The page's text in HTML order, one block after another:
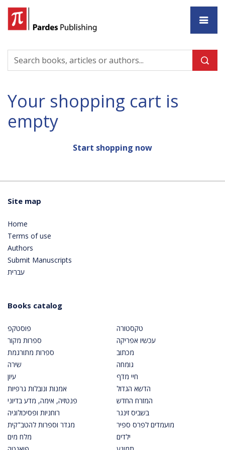
Your shopping cart is
empty
Start shopping now
Site map
Home
Terms of use
Authors
Submit Manuscripts
עברית
Books catalog
פוסטקפ
ספרות מקור
ספרות מתורגמת
שירה
עיון
אמנות ונובלות גרפיות
פנטזיה, אימה, מדע בדיוני
רוחניות ופסיכולוגיה
מגדר וספרות להטב"קית
מלח מים
טקסטורה
עכשיו אפריקה
מכתוב
גומחה
חיי מדף
הדשא הגדול
המזרח החדש
בשביס זינגר
מועמדים לפרס ספיר
ילדים